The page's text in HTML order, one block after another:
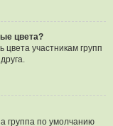
цвета?
участникам групп
группа по умолчанию